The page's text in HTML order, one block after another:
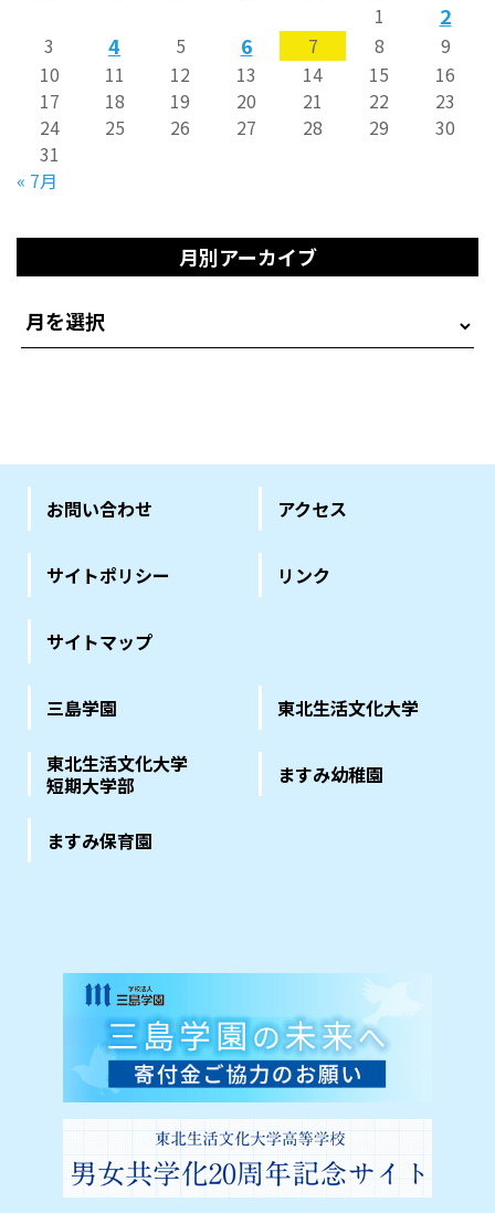
« 7月
1 2
3 4 5 6 7 8
9
10
11 12 13 14 15
16
17
18 19 20 21 22
23
24
25 26 27 28 29
30
31
月別アーカイブ
お問い合わせ アクセス
サイトポリシー リンク
サイトマップ
三島学園 東北生活文化大学
東北生活文化大学
短期大学部
ますみ幼稚園
ますみ保育園